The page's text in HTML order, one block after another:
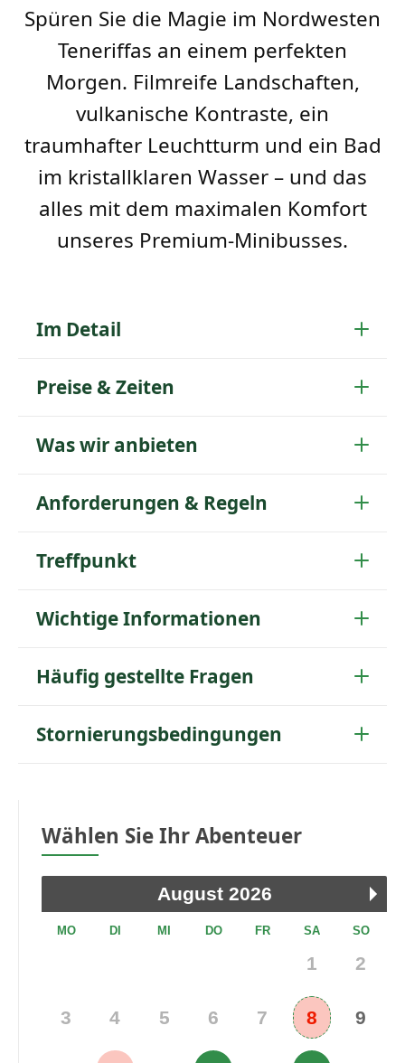
Spüren Sie die Magie im Nordwesten
Teneriffas an einem perfekten
Morgen. Filmreife Landschaften,
vulkanische Kontraste, ein
traumhafter Leuchtturm und ein Bad
im kristallklaren Wasser – und das
alles mit dem maximalen Komfort
unseres Premium-Minibusses.
Im Detail
Preise & Zeiten
Was wir anbieten
Anforderungen & Regeln
Treffpunkt
Wichtige Informationen
Häufig gestellte Fragen
Stornierungsbedingungen
Wählen Sie Ihr Abenteuer